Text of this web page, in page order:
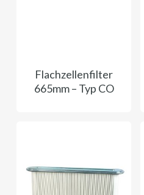
Flachzellenfilter
665mm – Typ CO